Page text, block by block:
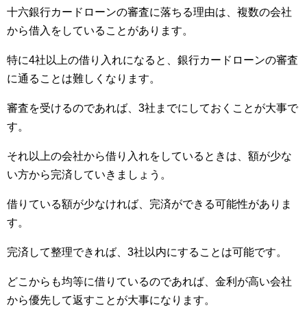
十六銀行カードローンの審査に落ちる理由は、複数の会社
から借入をしていることがあります。
特に4社以上の借り入れになると、銀行カードローンの審査
に通ることは難しくなります。
審査を受けるのであれば、3社までにしておくことが大事で
す。
それ以上の会社から借り入れをしているときは、額が少な
い方から完済していきましょう。
借りている額が少なければ、完済ができる可能性がありま
す。
完済して整理できれば、3社以内にすることは可能です。
どこからも均等に借りているのであれば、金利が高い会社
から優先して返すことが大事になります。